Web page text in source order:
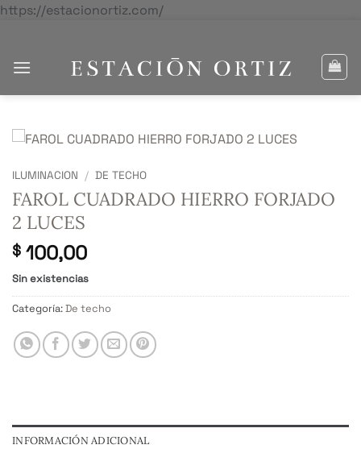
https://estacionortiz.com/Saltar
ILUMINACION / DE TECHO
FAROL CUADRADO HIERRO FORJADO
2 LUCES
$ 100,00
Sin existencias
Categoría:De techo
INFORMACIÓN ADICIONAL